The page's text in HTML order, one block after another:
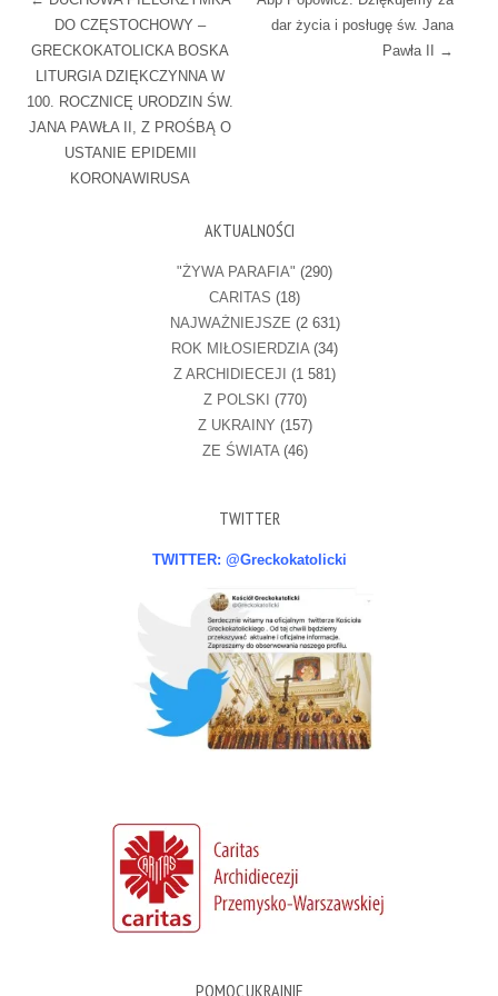
DO CZĘSTOCHOWY –
GRECKOKATOLICKA BOSKA
LITURGIA DZIĘKCZYNNA W
100. ROCZNICĘ URODZIN ŚW.
JANA PAWŁA II, Z PROŚBĄ O
USTANIE EPIDEMII
KORONAWIRUSA
dar życia i posługę św. Jana
Pawła II
→
AKTUALNOŚCI
"ŻYWA PARAFIA" (290)
CARITAS (18)
NAJWAŻNIEJSZE (2 631)
ROK MIŁOSIERDZIA(34)
Z ARCHIDIECEJI (1 581)
Z POLSKI (770)
Z UKRAINY (157)
ZE ŚWIATA(46)
TWITTER
TWITTER: @Greckokatolicki
POMOC UKRAINIE